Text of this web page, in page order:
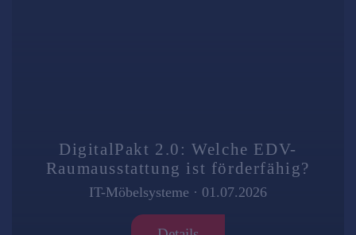
DigitalPakt 2.0: Welche EDV-
Raumausstattung ist förderfähig?
IT-Möbelsysteme · 01.07.2026